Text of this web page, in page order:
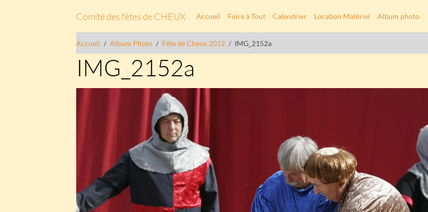
Comité des fêtes de CHEUX Accueil Foire à Tout Calendrier Location Matériel Album photo
Accueil Album Photo Fête de Cheux 2012 IMG_2152a
IMG_2152a